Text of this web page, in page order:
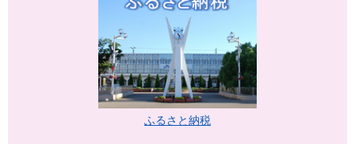
ふるさと納税